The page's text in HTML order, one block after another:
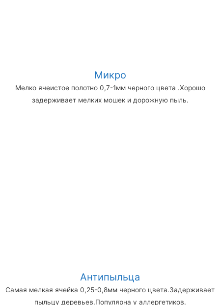
Микро
Мелко ячеистое полотно 0,7-1мм черного цвета .Хорошо
задерживает мелких мошек и дорожную пыль.
Антипыльца
Самая мелкая ячейка 0,25-0,8мм черного цвета.Задерживает
пыльцу деревьев.Популярна у аллергетиков.